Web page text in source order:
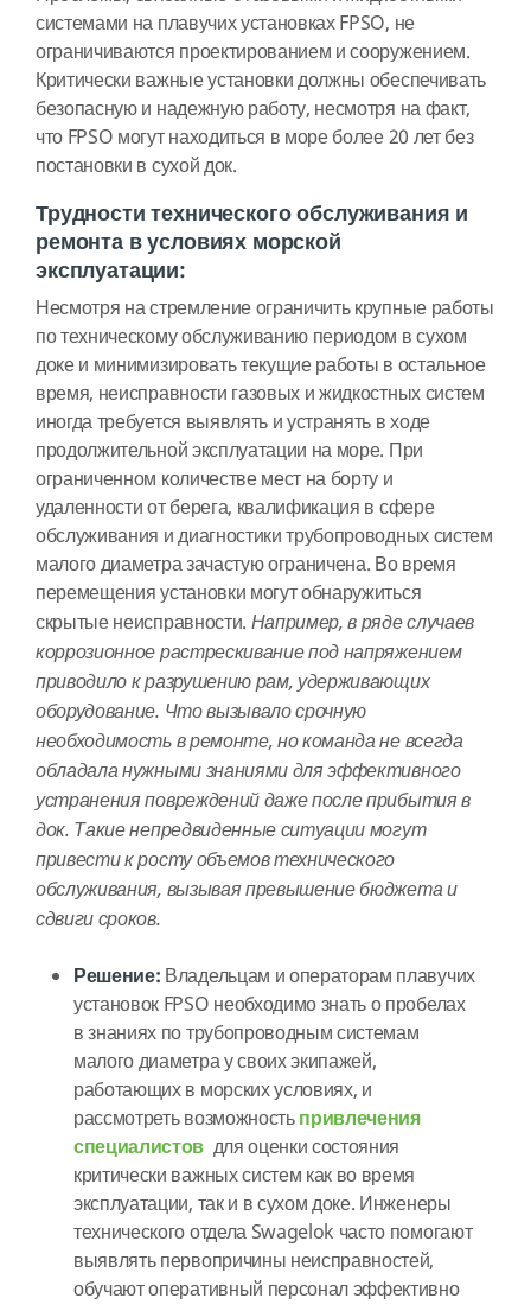
системами на плавучих установках FPSO, не
ограничиваются проектированием и сооружением.
Критически важные установки должны обеспечивать
безопасную и надежную работу, несмотря на факт,
что FPSO могут находиться в море более 20 лет без
постановки в сухой док.
Трудности технического обслуживания и
ремонта в условиях морской
эксплуатации:
Несмотря на стремление ограничить крупные работы
по техническому обслуживанию периодом в сухом
доке и минимизировать текущие работы в остальное
время, неисправности газовых и жидкостных систем
иногда требуется выявлять и устранять в ходе
продолжительной эксплуатации на море. При
ограниченном количестве мест на борту и
удаленности от берега, квалификация в сфере
обслуживания и диагностики трубопроводных систем
малого диаметра зачастую ограничена. Во время
перемещения установки могут обнаружиться
скрытые неисправности. Например, в ряде случаев
коррозионное растрескивание под напряжением
приводило к разрушению рам, удерживающих
оборудование. Что вызывало срочную
необходимость в ремонте, но команда не всегда
обладала нужными знаниями для эффективного
устранения повреждений даже после прибытия в
док. Такие непредвиденные ситуации могут
привести к росту объемов технического
обслуживания, вызывая превышение бюджета и
сдвиги сроков.
Решение: Владельцам и операторам плавучих
установок FPSO необходимо знать о пробелах
в знаниях по трубопроводным системам
малого диаметра у своих экипажей,
работающих в морских условиях, и
рассмотреть возможностьпривлечения
специалистов для оценки состояния
критически важных систем как во время
эксплуатации, так и в сухом доке. Инженеры
технического отдела Swagelok часто помогают
выявлять первопричины неисправностей,
обучают оперативный персонал эффективно